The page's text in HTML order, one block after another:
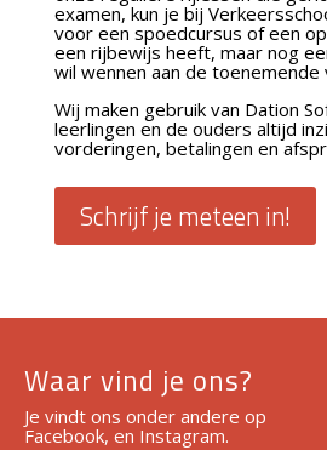
examen, kun je bij
voor een spoedcursus of een
een rijbewijs heeft, maar nog
wil wennen aan de
Wij maken gebruik van Dation
leerlingen en de ouders altijd
vorderingen, betalingen en
Schrijf je meteen in!
Waar vind je ons?
Je vindt ons onder andere op
Facebook, en Instagram.